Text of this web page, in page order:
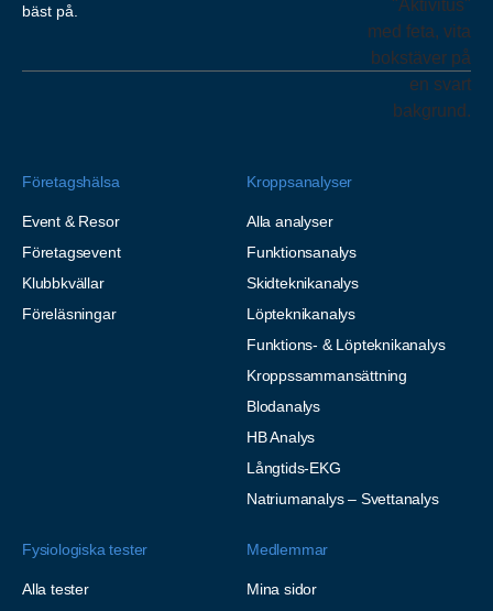
bäst på.
Företagshälsa
Event & Resor
Företagsevent
Klubbkvällar
Föreläsningar
Kroppsanalyser
Alla analyser
Funktionsanalys
Skidteknikanalys
Löpteknikanalys
Funktions- & Löpteknikanalys
Kroppssammansättning
Blodanalys
HB Analys
Långtids-EKG
Natriumanalys – Svettanalys
Fysiologiska tester
Alla tester
Medlemmar
Mina sidor